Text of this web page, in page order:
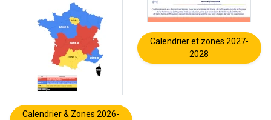
Calendrier & Zones 2026-
Calendrier et zones 2027-
2028